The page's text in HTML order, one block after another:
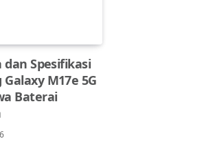
Spesifikasi
M17e 5G
Baterai